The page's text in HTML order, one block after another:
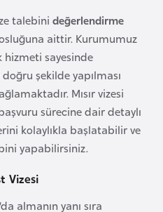
talebini değerlendirme
aittir. Kurumumuz
hizmeti sayesinde
şekilde yapılması
Mısır vizesi
sürecine dair detaylı
kolaylıkla başlatabilir ve
yapabilirsiniz.
Vizesi
almanın yanı sıra